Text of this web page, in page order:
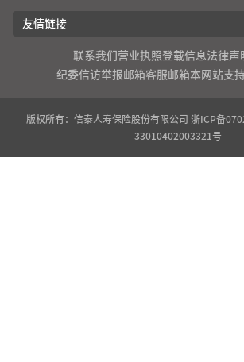
友情链接
联系我们 营业执照登载信息法律声
纪委信访举报邮箱客服邮箱本网站支
版权所有：信泰人寿保险股份有限公司 浙ICP备
33010402003321号